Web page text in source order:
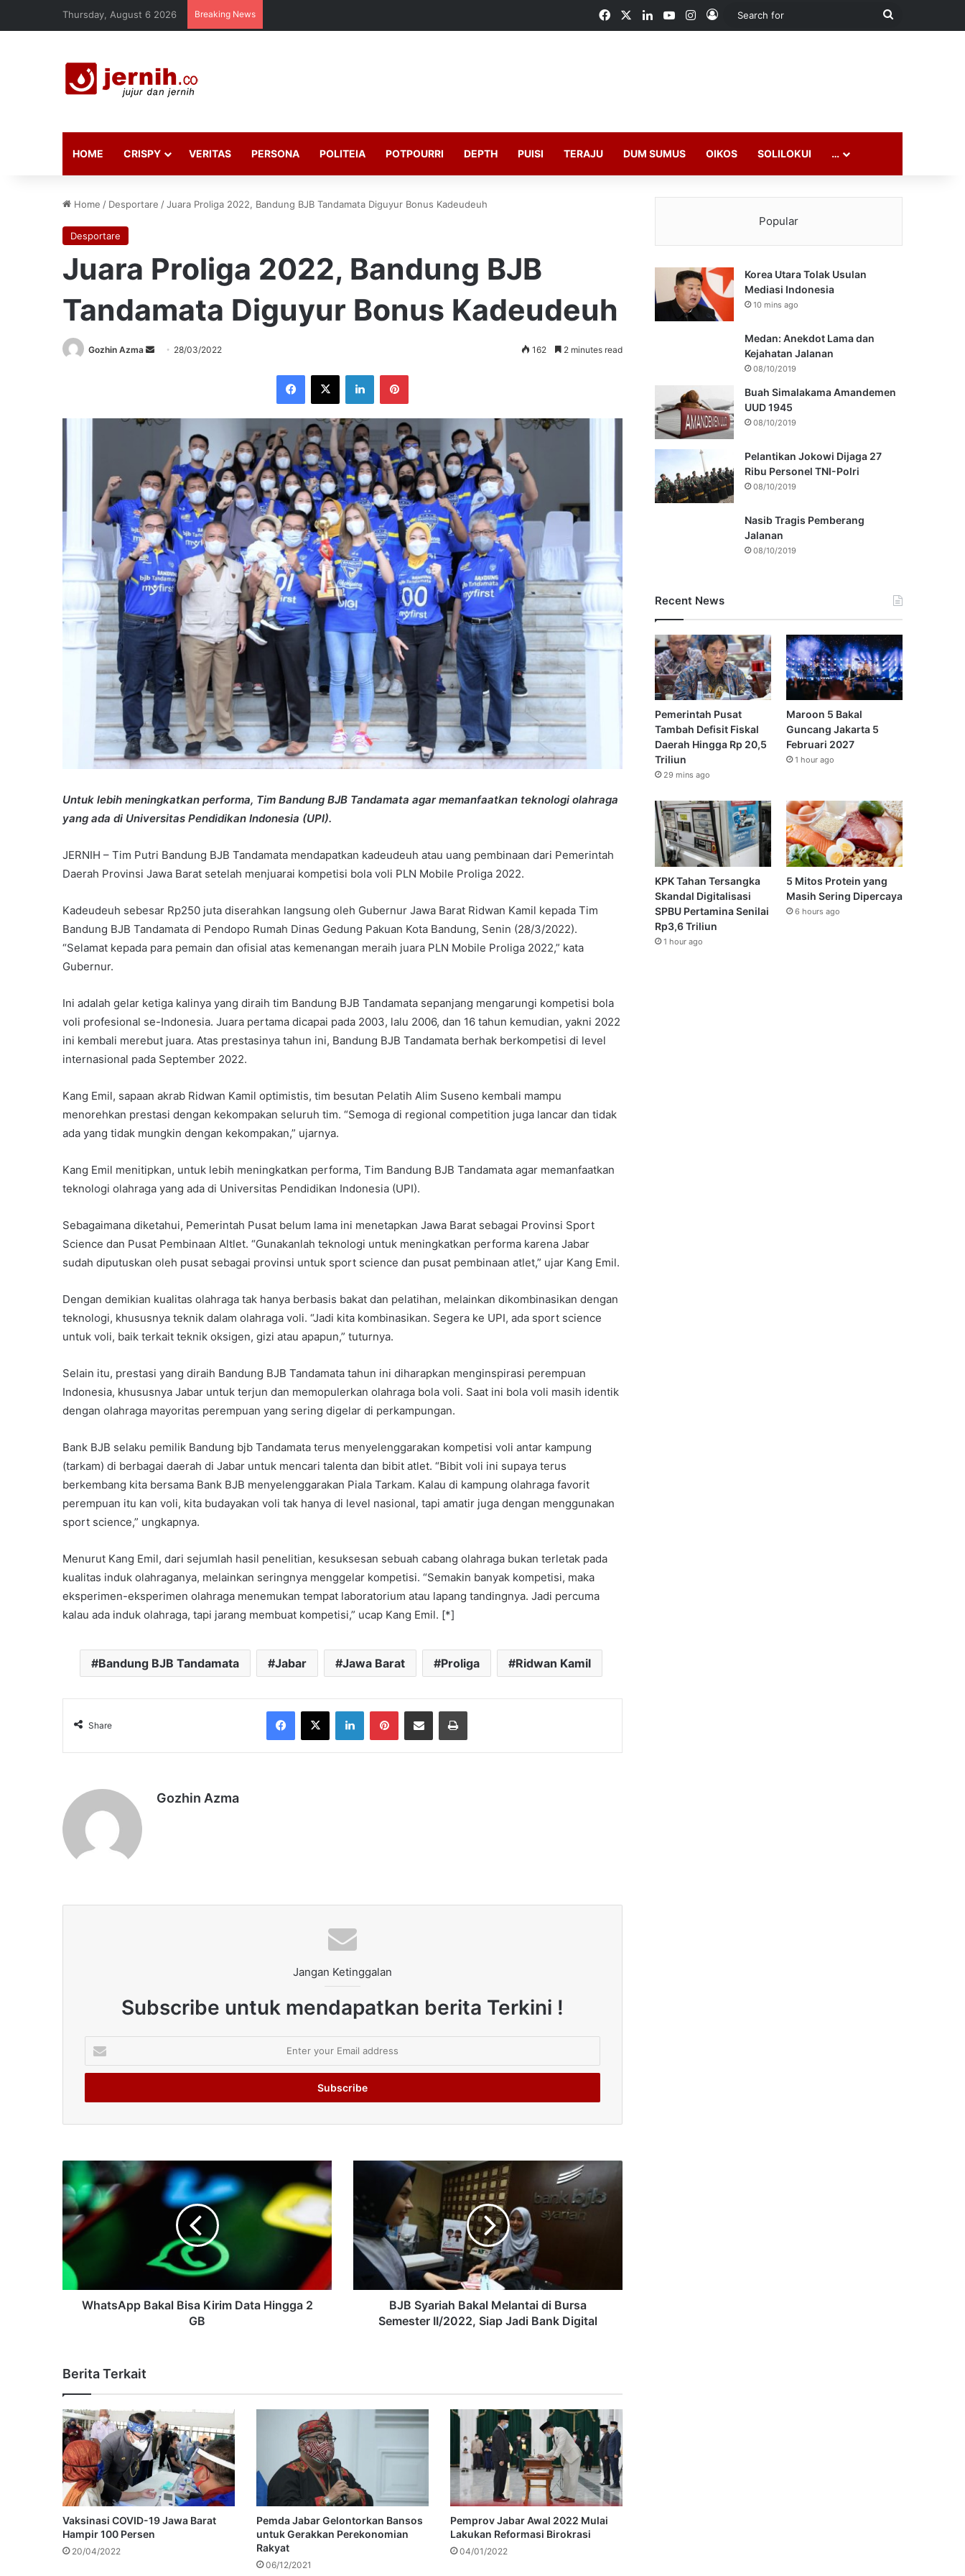
Thursday, August 6 2026 Breaking News FacebookLinkedInYouTubeInstagram
Log In
Search
HOME CRISPY VERITAS PERSONA POLITEIA POTPOURRI DEPTH PUISI TERAJU DUM SUMUS OIKOS SOLILOKUI …
Home / Desportare /Juara Proliga 2022, Bandung BJB Tandamata Diguyur Bonus Kadeudeuh
Desportare
Juara Proliga 2022, Bandung BJB
Tandamata Diguyur Bonus Kadeudeuh
Gozhin Azma
Send 28/03/2022 162 2 minutes read
Facebook
X LinkedInPinterest
Untuk lebih meningkatkan performa, Tim Bandung BJB Tandamata agar memanfaatkan teknologi olahraga
yang ada di Universitas Pendidikan Indonesia (UPI).
JERNIH – Tim Putri Bandung BJB Tandamata mendapatkan kadeudeuh atau uang pembinaan dari Pemerintah
Daerah Provinsi Jawa Barat setelah menjuarai kompetisi bola voli PLN Mobile Proliga 2022.
Kadeudeuh sebesar Rp250 juta diserahkan langsung oleh Gubernur Jawa Barat Ridwan Kamil kepada Tim
Bandung BJB Tandamata di Pendopo Rumah Dinas Gedung Pakuan Kota Bandung, Senin (28/3/2022).
“Selamat kepada para pemain dan ofisial atas kemenangan meraih juara PLN Mobile Proliga 2022,” kata
Gubernur.
Ini adalah gelar ketiga kalinya yang diraih tim Bandung BJB Tandamata sepanjang mengarungi kompetisi bola
voli profesional se-Indonesia. Juara pertama dicapai pada 2003, lalu 2006, dan 16 tahun kemudian, yakni 2022
ini kembali merebut juara. Atas prestasinya tahun ini, Bandung BJB Tandamata berhak berkompetisi di level
internasional pada September 2022.
Kang Emil, sapaan akrab Ridwan Kamil optimistis, tim besutan Pelatih Alim Suseno kembali mampu
menorehkan prestasi dengan kekompakan seluruh tim. “Semoga di regional competition juga lancar dan tidak
ada yang tidak mungkin dengan kekompakan,” ujarnya.
Kang Emil menitipkan, untuk lebih meningkatkan performa, Tim Bandung BJB Tandamata agar memanfaatkan
teknologi olahraga yang ada di Universitas Pendidikan Indonesia (UPI).
Sebagaimana diketahui, Pemerintah Pusat belum lama ini menetapkan Jawa Barat sebagai Provinsi Sport
Science dan Pusat Pembinaan Altlet. “Gunakanlah teknologi untuk meningkatkan performa karena Jabar
sudah diputuskan oleh pusat sebagai provinsi untuk sport science dan pusat pembinaan atlet,” ujar Kang Emil.
Dengan demikian kualitas olahraga tak hanya berbasis bakat dan pelatihan, melainkan dikombinasikan dengan
teknologi, khususnya teknik dalam olahraga voli. “Jadi kita kombinasikan. Segera ke UPI, ada sport science
untuk voli, baik terkait teknik oksigen, gizi atau apapun,” tuturnya.
Selain itu, prestasi yang diraih Bandung BJB Tandamata tahun ini diharapkan menginspirasi perempuan
Indonesia, khususnya Jabar untuk terjun dan memopulerkan olahraga bola voli. Saat ini bola voli masih identik
dengan olahraga mayoritas perempuan yang sering digelar di perkampungan.
Bank BJB selaku pemilik Bandung bjb Tandamata terus menyelenggarakan kompetisi voli antar kampung
(tarkam) di berbagai daerah di Jabar untuk mencari talenta dan bibit atlet. “Bibit voli ini supaya terus
berkembang kita bersama Bank BJB menyelenggarakan Piala Tarkam. Kalau di kampung olahraga favorit
perempuan itu kan voli, kita budayakan voli tak hanya di level nasional, tapi amatir juga dengan menggunakan
sport science,” ungkapnya.
Menurut Kang Emil, dari sejumlah hasil penelitian, kesuksesan sebuah cabang olahraga bukan terletak pada
kualitas induk olahraganya, melainkan seringnya menggelar kompetisi. “Semakin banyak kompetisi, maka
eksperimen-eksperimen olahraga menemukan tempat laboratorium atau lapang tandingnya. Jadi percuma
kalau ada induk olahraga, tapi jarang membuat kompetisi,” ucap Kang Emil. [*]
Bandung BJB Tandamata Jabar Jawa Barat Proliga Ridwan Kamil
Share
Facebook
X LinkedInPinterestShare via Email Print
Gozhin Azma
Jangan Ketinggalan
Subscribe untuk mendapatkan berita Terkini !
your
Email
WhatsApp Bakal Bisa Kirim Data Hingga 2
GB
BJB Syariah Bakal Melantai di Bursa
Semester II/2022, Siap Jadi Bank Digital
Berita Terkait
Vaksinasi COVID-19 Jawa Barat
Hampir 100 Persen
20/04/2022
Pemda Jabar Gelontorkan Bansos
untuk Gerakkan Perekonomian
Rakyat
06/12/2021
Pemprov Jabar Awal 2022 Mulai
Lakukan Reformasi Birokrasi
04/01/2022
Popular
Korea Utara Tolak Usulan
Mediasi Indonesia
10 mins ago
Medan: Anekdot Lama dan
Kejahatan Jalanan
08/10/2019
Buah Simalakama Amandemen
UUD 1945
08/10/2019
Pelantikan Jokowi Dijaga 27
Ribu Personel TNI-Polri
08/10/2019
Nasib Tragis Pemberang
Jalanan
08/10/2019
Recent News
Pemerintah Pusat
Tambah Defisit Fiskal
Daerah Hingga Rp 20,5
Triliun
29 mins ago
Maroon 5 Bakal
Guncang Jakarta 5
Februari 2027
1 hour ago
KPK Tahan Tersangka
Skandal Digitalisasi
SPBU Pertamina Senilai
Rp3,6 Triliun
1 hour ago
5 Mitos Protein yang
Masih Sering Dipercaya
6 hours ago